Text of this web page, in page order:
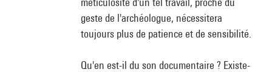
geste de l'archéologue, nécessitera
toujours plus de patience et de sensibilité.
Qu'en est-il du son documentaire ? Existe-